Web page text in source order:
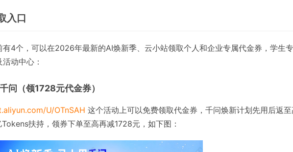
入口
有4个，可以在2026年最新的AI焕新季、云小站领取个人和企业专属代金券，学生专
动中心：
问（领1728元代金券）
U/OTnSAH 这个活动上可以免费领取代金券，千问焕新计划先用后返
扶持，领券下单至高再减1728元，如下图：